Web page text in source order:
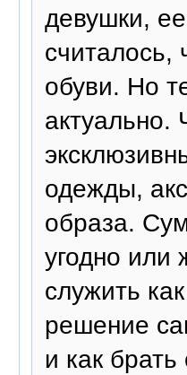
девушки,
считалось,
обуви. Но
актуально.
одежды,
образа.
угодно или
служить
решение
и как